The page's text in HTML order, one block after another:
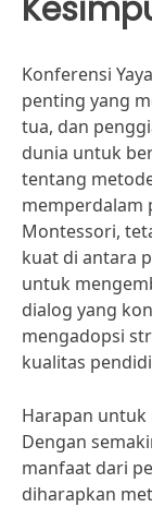
Konferensi
penting yang
tua, dan
dunia untuk
tentang
memperdalam
Montessori,
kuat di antara
untuk
dialog yang
mengadopsi
kualitas
Harapan untuk
Dengan
manfaat dari
diharapkan